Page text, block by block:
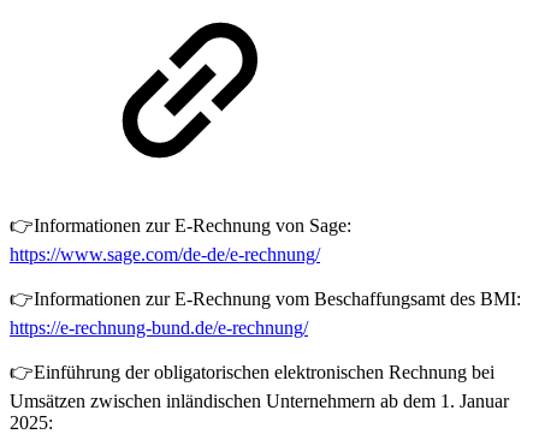
👉Informationen zur E-Rechnung von Sage:
https://www.sage.com/de-de/e-rechnung/
👉Informationen zur E-Rechnung vom Beschaffungsamt des BMI:
https://e-rechnung-bund.de/e-rechnung/
👉Einführung der obligatorischen elektronischen Rechnung bei
Umsätzen zwischen inländischen Unternehmern ab dem 1. Januar
2025: